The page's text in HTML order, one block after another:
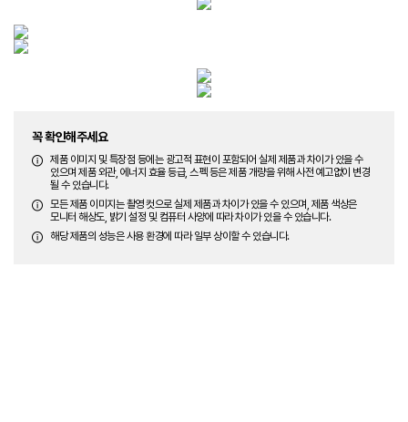
꼭 확인해주세요
제품 이미지 및 특장점 등에는 광고적 표현이 포함되어 실제 제품과 차이가 있을 수
있으며 제품 외관, 에너지 효율 등급, 스펙 등은 제품 개량을 위해 사전 예고없이 변경
될 수 있습니다.
모든 제품 이미지는 촬영 컷으로 실제 제품과 차이가 있을 수 있으며, 제품 색상은
모니터 해상도, 밝기 설정 및 컴퓨터 사양에 따라 차이가 있을 수 있습니다.
해당 제품의 성능은 사용 환경에 따라 일부 상이할 수 있습니다.